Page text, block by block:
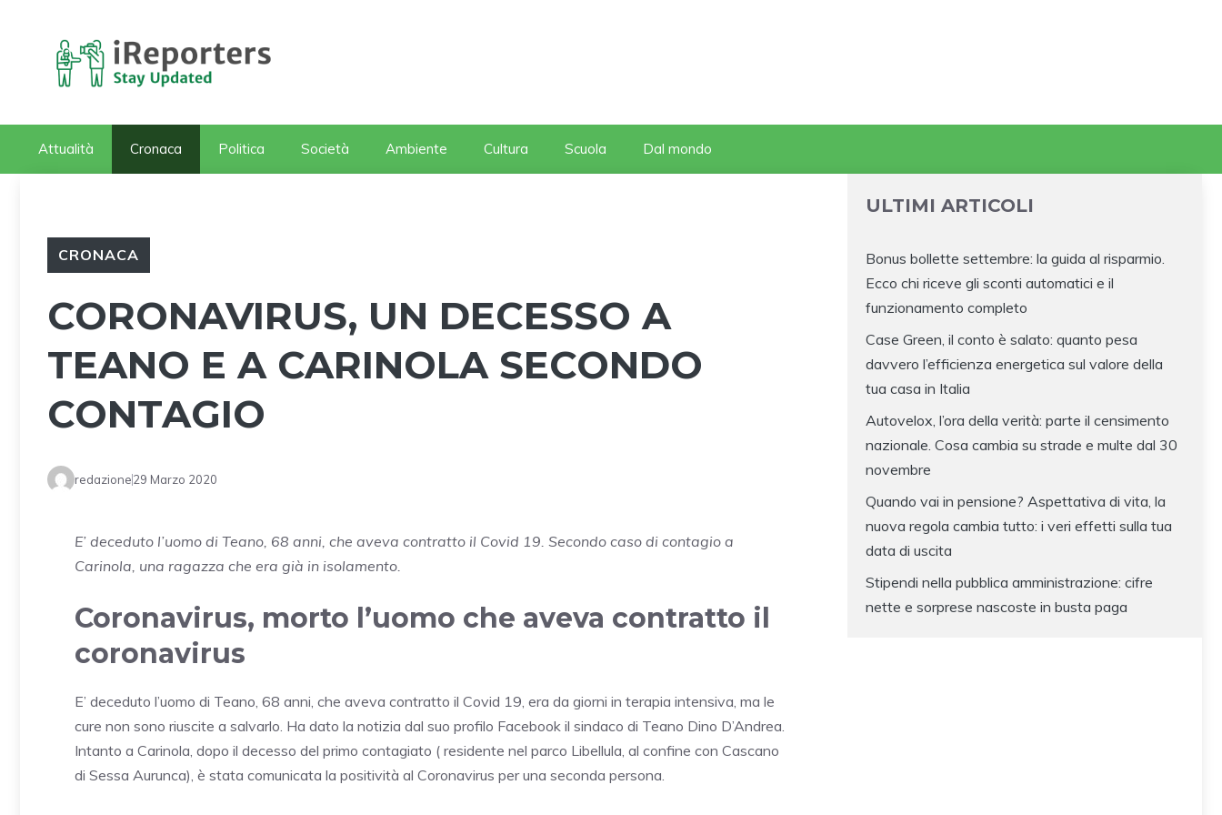
contenuto
Attualità Cronaca Politica Società Ambiente Cultura Scuola Dal mondo
CRONACA
CORONAVIRUS, UN DECESSO A
TEANO E A CARINOLA SECONDO
CONTAGIO
redazione29 Marzo 2020
E’ deceduto l’uomo di Teano, 68 anni, che aveva contratto il Covid 19. Secondo caso di contagio a
Carinola, una ragazza che era già in isolamento.
Coronavirus, morto l’uomo che aveva contratto il
coronavirus
E’ deceduto l’uomo di Teano, 68 anni, che aveva contratto il Covid 19, era da giorni in terapia intensiva, ma le
cure non sono riuscite a salvarlo. Ha dato la notizia dal suo profilo Facebook il sindaco di Teano Dino D’Andrea.
Intanto a Carinola, dopo il decesso del primo contagiato ( residente nel parco Libellula, al confine con Cascano
di Sessa Aurunca), è stata comunicata la positività al Coronavirus per una seconda persona.
ULTIMI ARTICOLI
Bonus bollette settembre: la guida al risparmio.
Ecco chi riceve gli sconti automatici e il
funzionamento completo
Case Green, il conto è salato: quanto pesa
davvero l’efficienza energetica sul valore della
tua casa in Italia
Autovelox, l’ora della verità: parte il censimento
nazionale. Cosa cambia su strade e multe dal 30
novembre
Quando vai in pensione? Aspettativa di vita, la
nuova regola cambia tutto: i veri effetti sulla tua
data di uscita
Stipendi nella pubblica amministrazione: cifre
nette e sorprese nascoste in busta paga